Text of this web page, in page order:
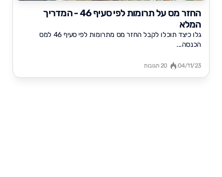
החזר מס על תרומות לפי סעיף 46 - המדריך
המלא
גלו כיצד תוכלו לקבל החזר מס מתרומות לפי סעיף 46 למס
הכנסה...
04/11/23 20 תגובות